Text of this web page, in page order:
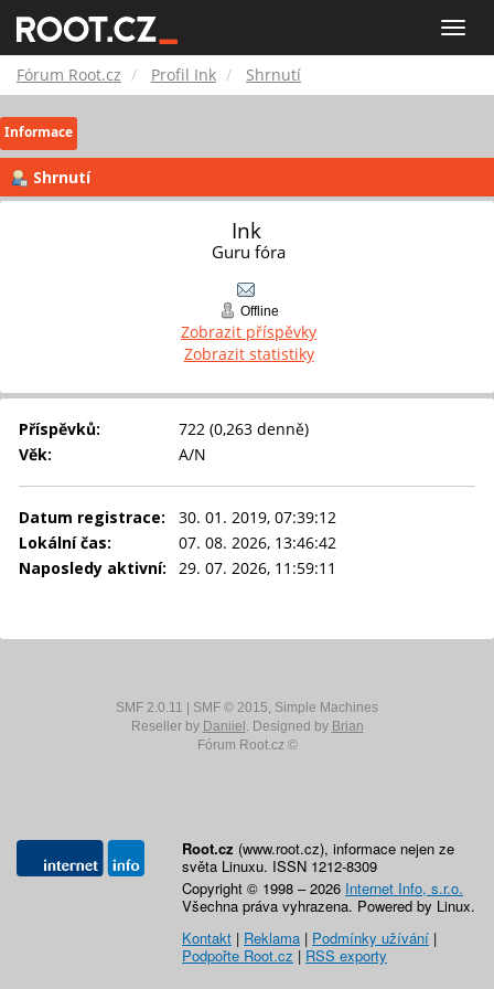
Toggle
Root.cz
Fórum Root.cz Profil Ink Shrnutí
Informace
Shrnutí
Ink
Guru fóra
Offline
Zobrazit příspěvky
Zobrazit statistiky
Příspěvků:
722 (0,263 denně)
Věk:
A/N
Datum registrace:
30. 01. 2019, 07:39:12
Lokální čas:
07. 08. 2026, 13:46:42
Naposledy aktivní:
29. 07. 2026, 11:59:11
SMF 2.0.11 SMF © 2015, Simple Machines
Reseller by Daniiel . Designed by Brian
Fórum Root.cz ©
Root.cz (www.root.cz), informace nejen ze
světa Linuxu. ISSN 1212-8309
Copyright © 1998 – 2026 Internet Info, s.r.o.
Všechna práva vyhrazena. Powered by Linux.
Kontakt | Reklama | Podmínky užívání |
Podpořte Root.cz | RSS exporty